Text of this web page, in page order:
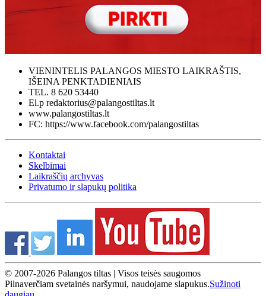
VIENINTELIS PALANGOS MIESTO LAIKRAŠTIS,
IŠEINA PENKTADIENIAIS
TEL. 8 620 53440
El.p redaktorius@palangostiltas.lt
www.palangostiltas.lt
FC: https://www.facebook.com/palangostiltas
Kontaktai
Skelbimai
Laikraščių archyvas
Privatumo ir slapukų politika
© 2007-2026 Palangos tiltas | Visos teisės saugomos
Pilnaverčiam svetainės naršymui, naudojame slapukus.Sužinoti